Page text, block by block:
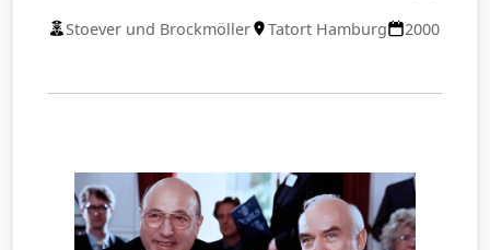
Stoever und Brockmöller Tatort Hamburg 2000